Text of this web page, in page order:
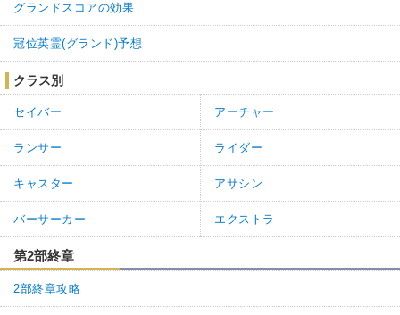
グランドスコアの効果
冠位英霊(グランド)予想
クラス別
セイバー アーチャー
ランサー ライダー
キャスター アサシン
バーサーカー エクストラ
第2部終章
2部終章攻略